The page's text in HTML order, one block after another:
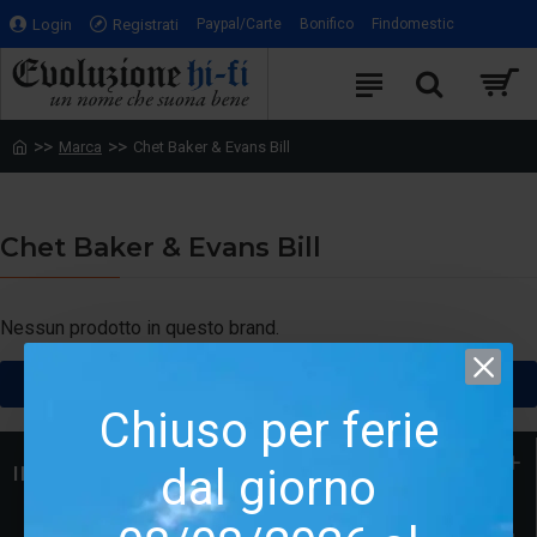
Chiuso per ferie
dal giorno
Login Registrati Paypal/Carte Bonifico Findomestic
Marca Chet Baker & Evans Bill
Chet Baker & Evans Bill
Nessun prodotto in questo brand.
INFORMAZIONI